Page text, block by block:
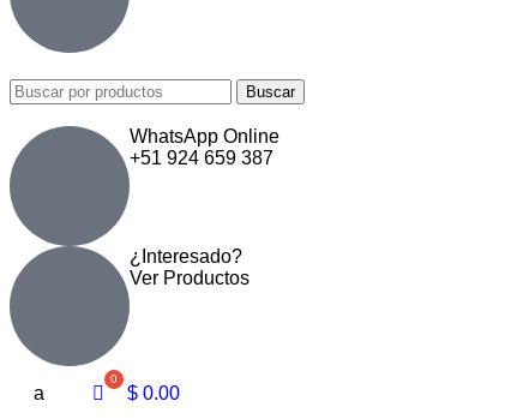
Buscar
WhatsApp Online
+51 924 659 387
¿Interesado?
Ver Productos
a $ 0.00